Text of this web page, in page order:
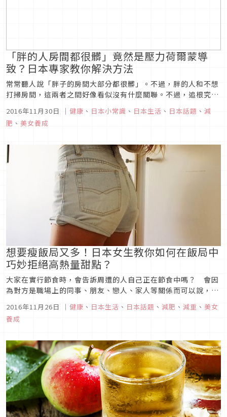
「胖的人房間都很髒」竟然是壓力荷爾蒙導
致？日本專家教你解決方法
常常聽人說「胖子的房間大部分都很髒」。不過，胖的人和不想
打掃房間，這兩者之間好像看似沒有什麼關聯。不過，追根究底
胖，這兩者之間的因果關係為何也不得而知。
2016年11月30日 ｜ 健康 、 日本小常識 、 日本生活 、 日本話題 、 減
肥 、 美女養成
想要瘦飯局又多！日本女生教你如何在飯局中
巧妙拒絕高熱量甜點？
大家在實行節食時，會告訴周遭的人自己正在節食中嗎？ 會因
為對方是職場上的同事、朋友、戀人、家人等關係而可以說，又
2016年11月26日 ｜ 健康 、 日本生活 、 日本話題 、 減肥 、 減重 、 美女
養成